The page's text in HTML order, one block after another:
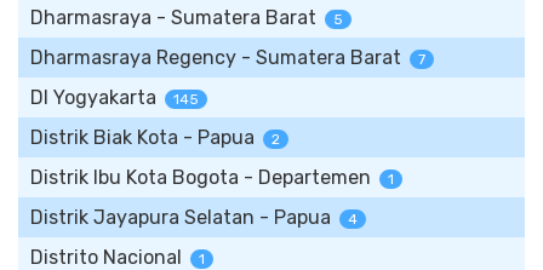
Dharmasraya - Sumatera Barat 5
Dharmasraya Regency - Sumatera Barat 7
DI Yogyakarta 145
Distrik Biak Kota - Papua 2
Distrik Ibu Kota Bogota - Departemen 1
Distrik Jayapura Selatan - Papua 4
Distrito Nacional 1